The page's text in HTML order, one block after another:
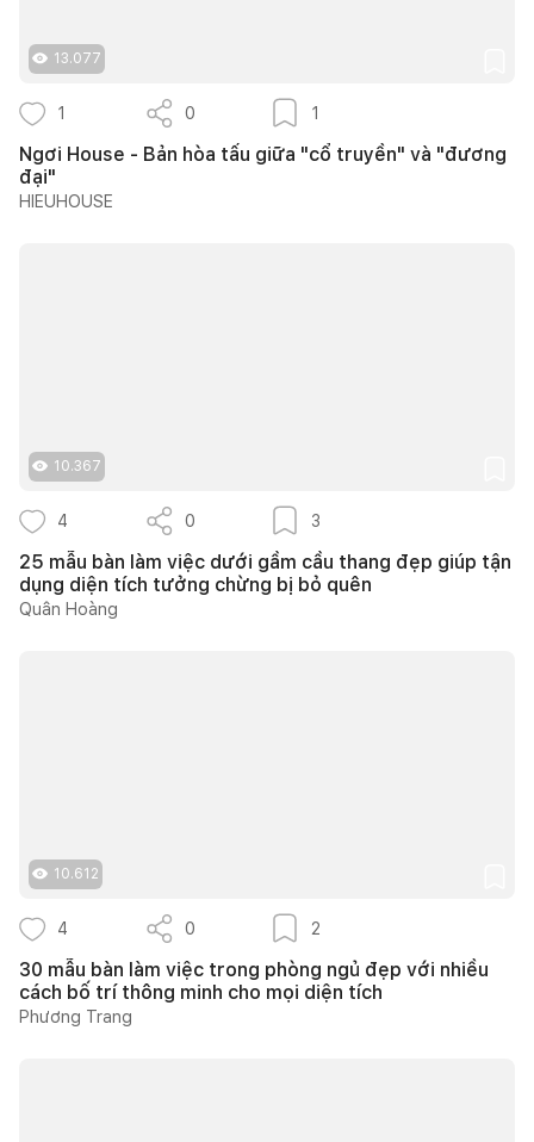
13.077
1 0 1
Ngơi House - Bản hòa tấu giữa "cổ truyền" và "đương
đại"
HIEUHOUSE
10.367
4 0 3
25 mẫu bàn làm việc dưới gầm cầu thang đẹp giúp tận
dụng diện tích tưởng chừng bị bỏ quên
Quân Hoàng
10.612
4 0 2
30 mẫu bàn làm việc trong phòng ngủ đẹp với nhiều
cách bố trí thông minh cho mọi diện tích
Phương Trang